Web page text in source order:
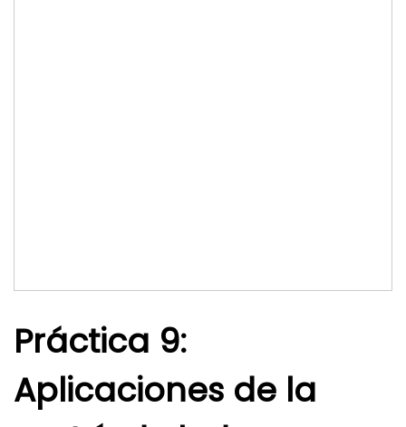
Práctica 9:
Aplicaciones de la